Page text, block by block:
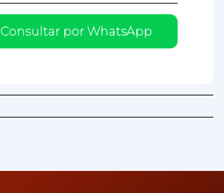
Consultar por WhatsApp